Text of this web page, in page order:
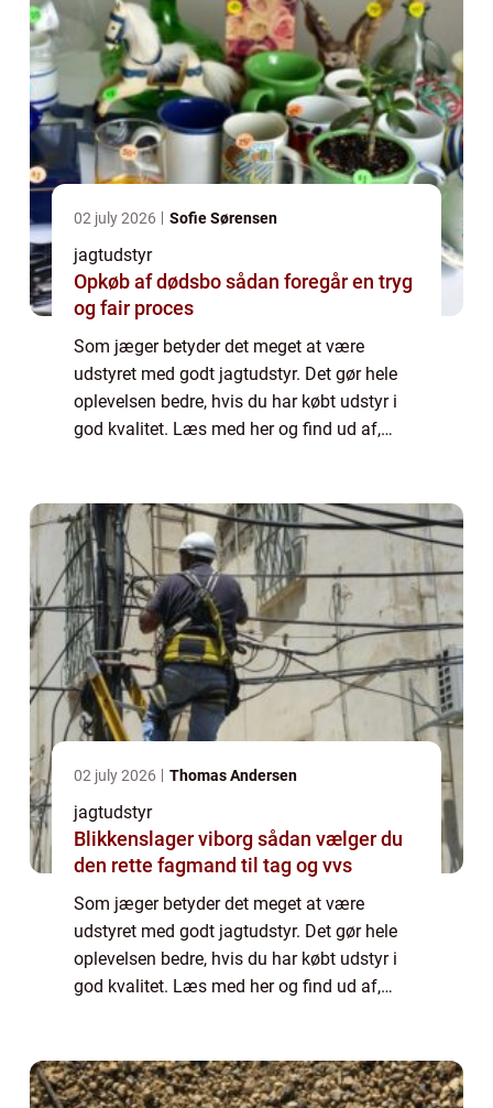
02 july 2026 Sofie Sørensen
jagtudstyr
Opkøb af dødsbo sådan foregår en tryg
og fair proces
Som jæger betyder det meget at være
udstyret med godt jagtudstyr. Det gør hele
oplevelsen bedre, hvis du har købt udstyr i
god kvalitet. Læs med her og find ud af,
02 july 2026 Thomas Andersen
jagtudstyr
Blikkenslager viborg sådan vælger du
den rette fagmand til tag og vvs
Som jæger betyder det meget at være
udstyret med godt jagtudstyr. Det gør hele
oplevelsen bedre, hvis du har købt udstyr i
god kvalitet. Læs med her og find ud af,